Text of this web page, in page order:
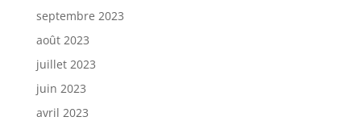
septembre 2023
août 2023
juillet 2023
juin 2023
avril 2023